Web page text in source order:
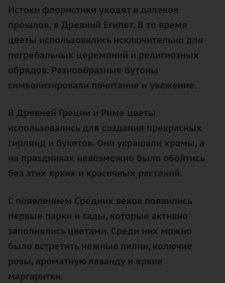
Истоки флористики уходят в далекое
прошлое, в Древний Египет. В то время
цветы использовались исключительно для
погребальных церемоний и религиозных
обрядов. Разнообразные бутоны
символизировали почитание и уважение.
В Древней Греции и Риме цветы
использовались для создания прекрасных
гирлянд и букетов. Они украшали храмы, а
на праздниках невозможно было обойтись
без этих ярких и красочных растений.
С появлением Средних веков появились
первые парки и сады, которые активно
заполнялись цветами. Среди них можно
было встретить нежные лилии, колючие
розы, ароматную лаванду и яркие
маргаритки.